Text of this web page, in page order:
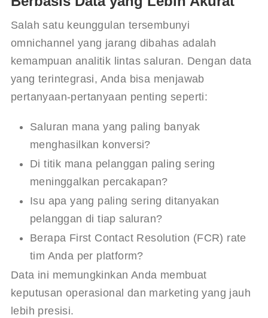
Salah satu keunggulan tersembunyi
omnichannel yang jarang dibahas adalah
kemampuan analitik lintas saluran. Dengan data
yang terintegrasi, Anda bisa menjawab
pertanyaan-pertanyaan penting seperti:
Saluran mana yang paling banyak
menghasilkan konversi?
Di titik mana pelanggan paling sering
meninggalkan percakapan?
Isu apa yang paling sering ditanyakan
pelanggan di tiap saluran?
Berapa First Contact Resolution (FCR) rate
tim Anda per platform?
Data ini memungkinkan Anda membuat
keputusan operasional dan marketing yang jauh
lebih presisi.